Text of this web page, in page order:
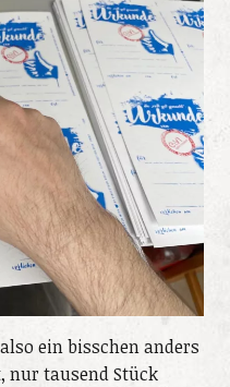
ein bisschen anders
nur tausend Stück